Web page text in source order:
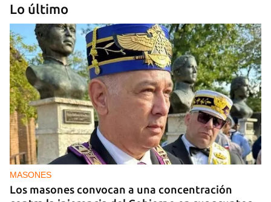
MIAMI
La hija de un diplomático castrista expulsado de
EE UU en 2003 está bajo custodia del ICE
Lo último
MASONES
Los masones convocan a una concentración